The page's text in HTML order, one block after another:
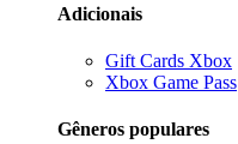
Adicionais
Gift Cards Xbox
Xbox Game Pass
Gêneros populares